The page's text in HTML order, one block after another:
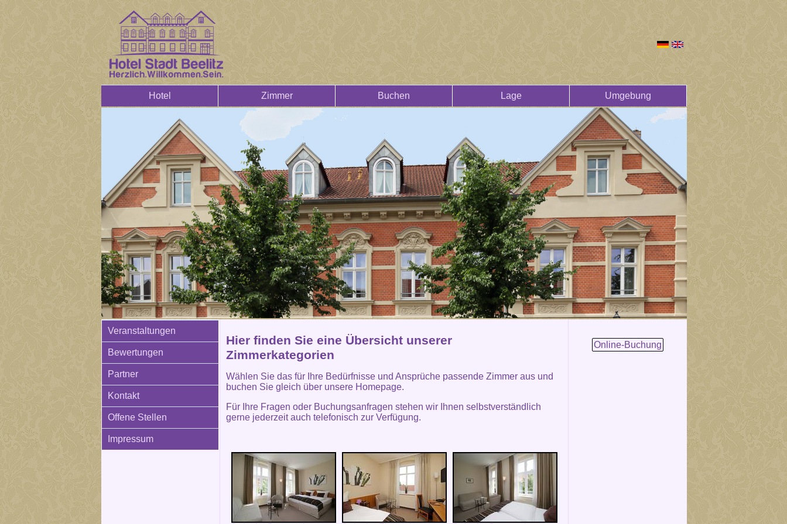
Hotel Zimmer Buchen Lage Umgebung
Veranstaltungen
Bewertungen
Partner
Kontakt
Offene Stellen
Impressum
Hier finden Sie eine Übersicht unserer
Zimmerkategorien
Wählen Sie das für Ihre Bedürfnisse und Ansprüche passende Zimmer aus und
buchen Sie gleich über unsere Homepage.
Für Ihre Fragen oder Buchungsanfragen stehen wir Ihnen selbstverständlich
gerne jederzeit auch telefonisch zur Verfügung.
Online-Buchung